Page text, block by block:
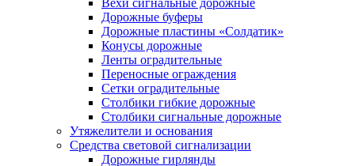
Вехи сигнальные дорожные
Дорожные буферы
Дорожные пластины «Солдатик»
Конусы дорожные
Ленты оградительные
Переносные ограждения
Сетки оградительные
Столбики гибкие дорожные
Столбики сигнальные дорожные
Утяжелители и основания
Средства световой сигнализации
Дорожные гирлянды